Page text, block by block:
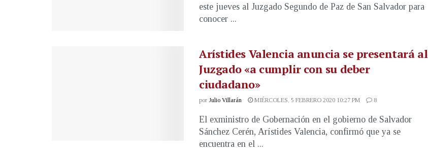
este jueves al Juzgado Segundo de Paz de San Salvador para
conocer ...
Arístides Valencia anuncia se presentará al
Juzgado «a cumplir con su deber
ciudadano»
por Julio Villarán MIÉRCOLES, 5 FEBRERO 2020 10:27 PM 8
El exministro de Gobernación en el gobierno de Salvador
Sánchez Cerén, Arístides Valencia, confirmó que ya se
encuentra en el ...